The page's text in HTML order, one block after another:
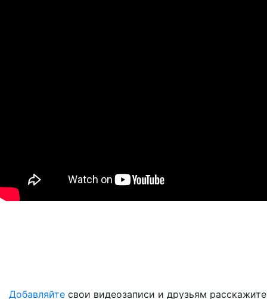
Добавляйте свои видеозаписи и друзьям